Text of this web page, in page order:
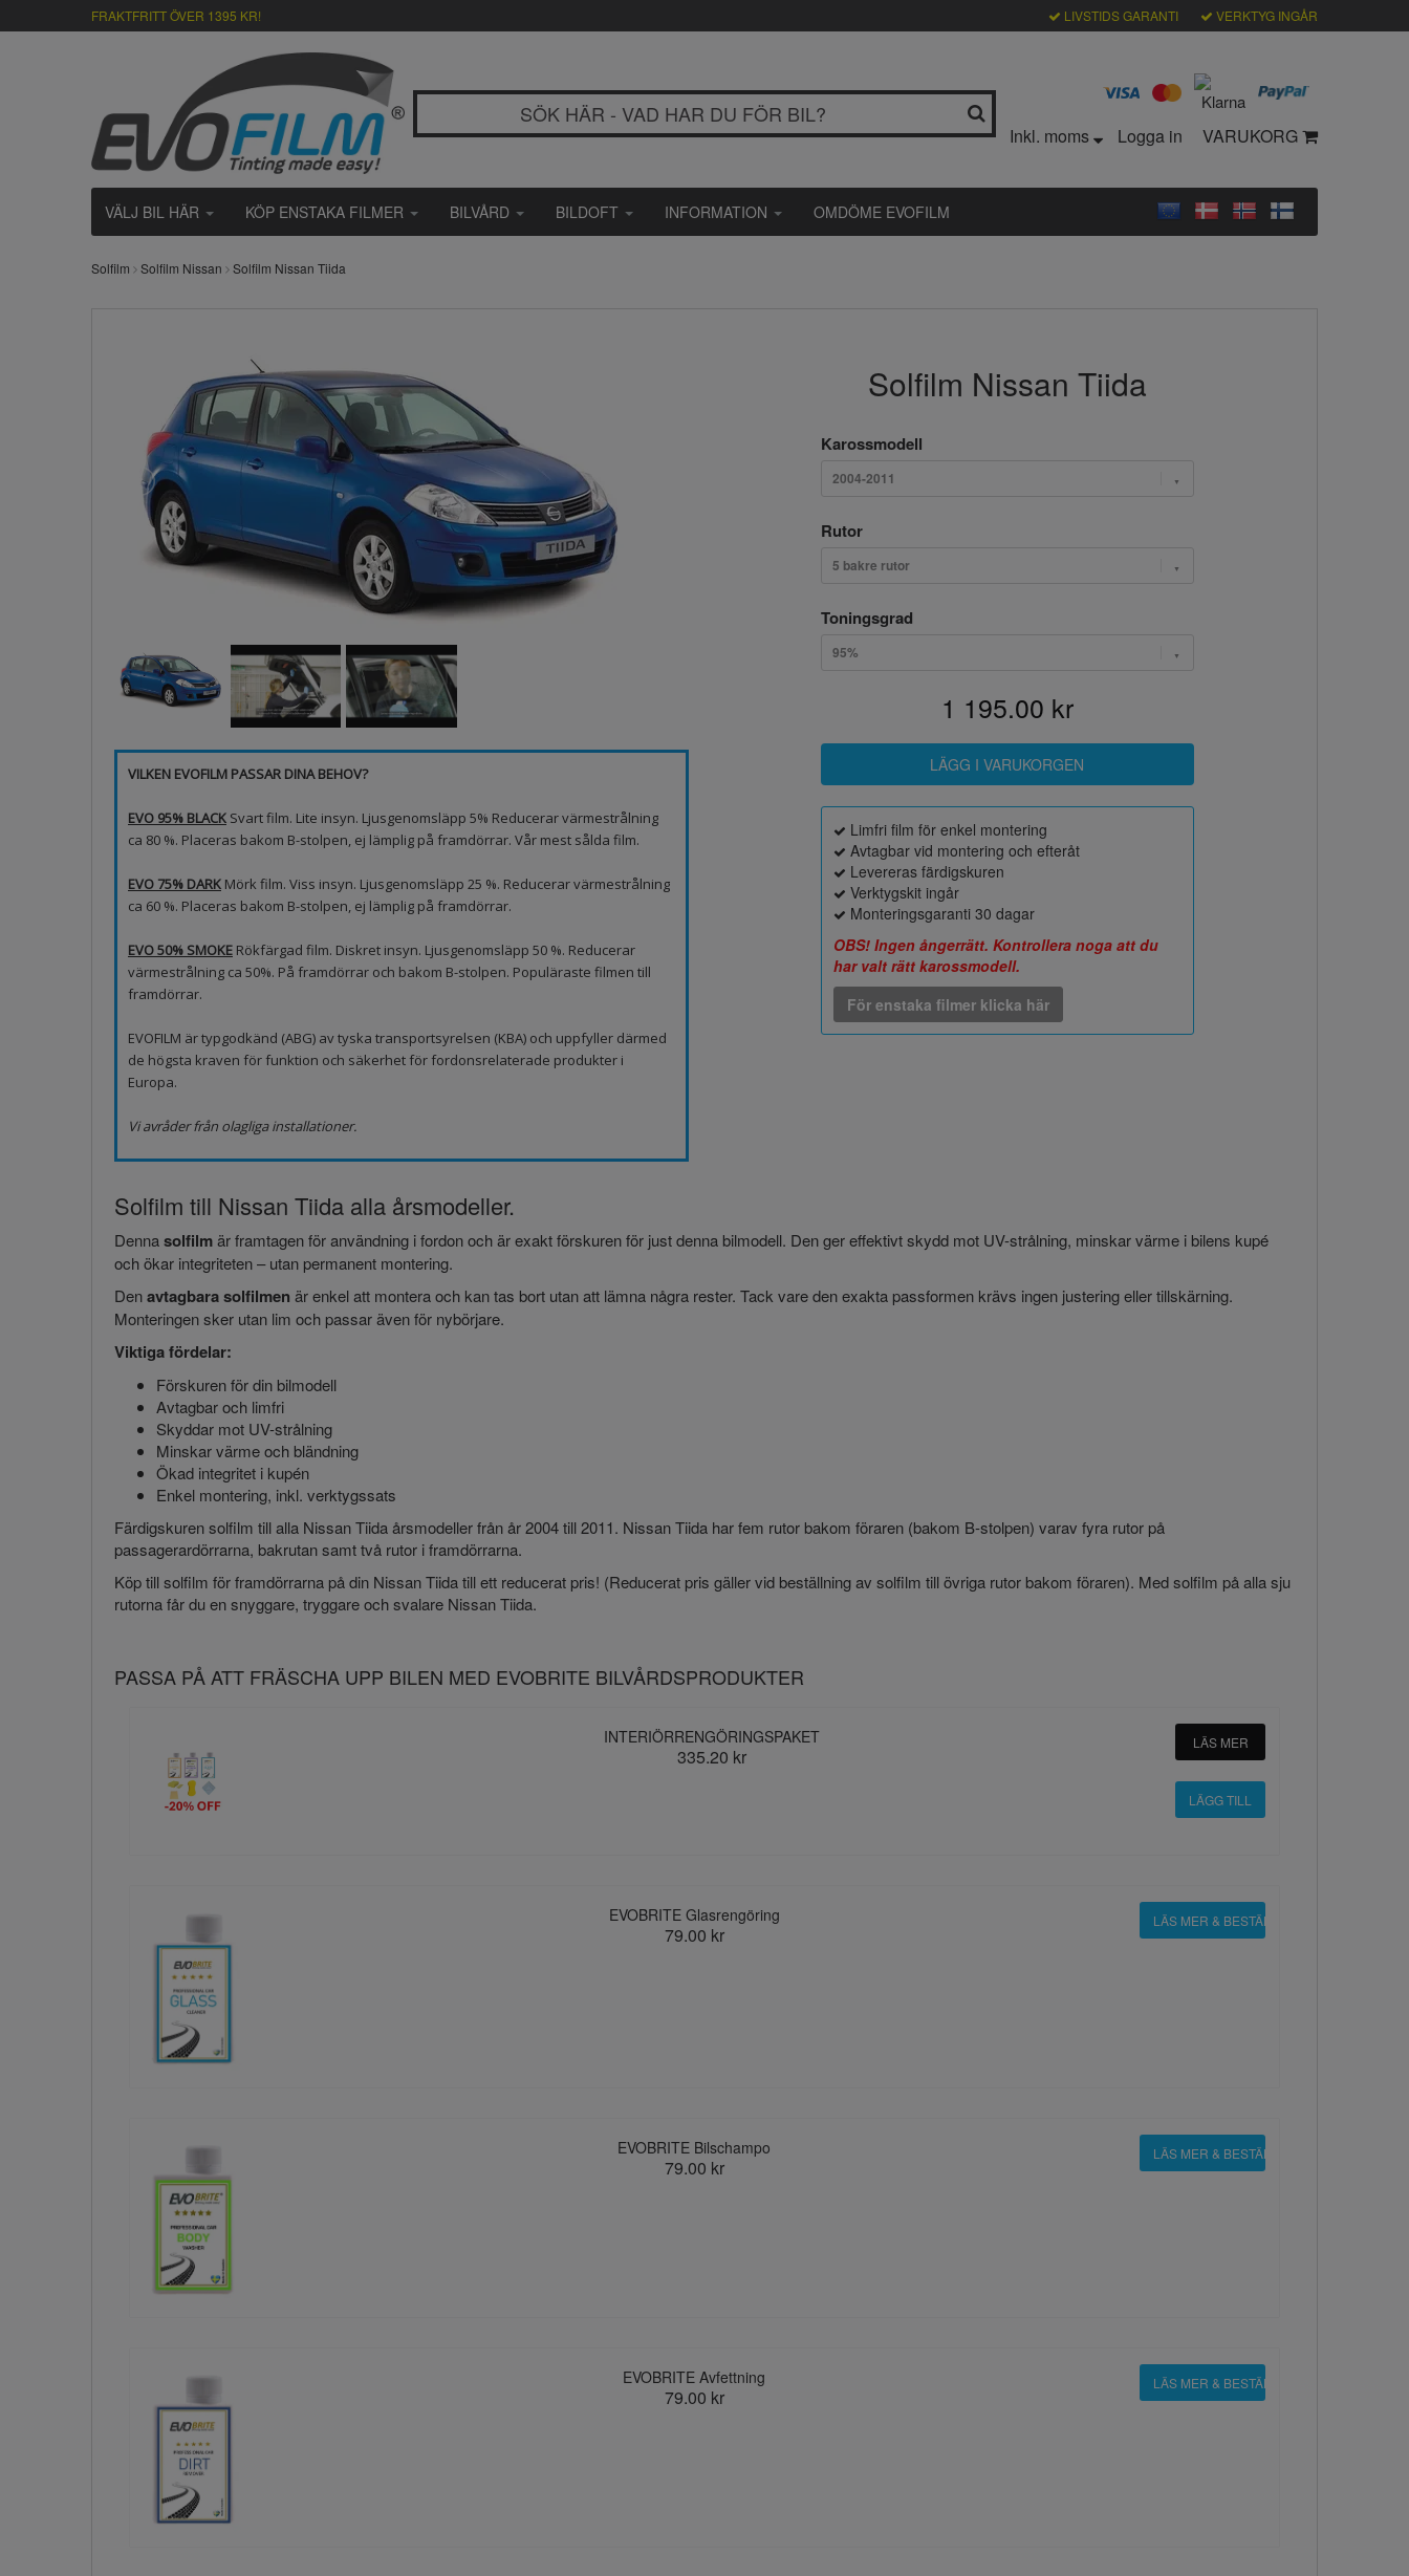
FRAKTFRITT ÖVER 1395 KR! LIVSTIDS GARANTI VERKTYG INGÅR
Inkl. moms Logga in VARUKORG
VÄLJ BIL HÄR KÖP ENSTAKA FILMER BILVÅRD BILDOFT INFORMATION OMDÖME EVOFILM
Solfilm Solfilm Nissan Solfilm Nissan Tiida
VILKEN EVOFILM PASSAR DINA BEHOV?
EVO 95% BLACK Svart film. Lite insyn. Ljusgenomsläpp 5% Reducerar värmestrålning
ca 80 %. Placeras bakom B-stolpen, ej lämplig på framdörrar. Vår mest sålda film.
EVO 75% DARK Mörk film. Viss insyn. Ljusgenomsläpp 25 %. Reducerar värmestrålning
ca 60 %. Placeras bakom B-stolpen, ej lämplig på framdörrar.
EVO 50% SMOKE Rökfärgad film. Diskret insyn. Ljusgenomsläpp 50 %. Reducerar
värmestrålning ca 50%. På framdörrar och bakom B-stolpen. Populäraste filmen till
framdörrar.
EVOFILM är typgodkänd (ABG) av tyska transportsyrelsen (KBA) och uppfyller därmed
de högsta kraven för funktion och säkerhet för fordonsrelaterade produkter i
Europa.
Vi avråder från olagliga installationer.
Solfilm Nissan Tiida
Karossmodell
2004-2011
Rutor
5 bakre rutor
Toningsgrad
95%
1 195.00 kr
Limfri film för enkel montering
Avtagbar vid montering och efteråt
Levereras färdigskuren
Verktygskit ingår
Monteringsgaranti 30 dagar
OBS! Ingen ångerrätt. Kontrollera noga att du
har valt rätt karossmodell.
För enstaka filmer klicka här
Solfilm till Nissan Tiida alla årsmodeller.
Dennasolfilmär framtagen för användning i fordon och är exakt förskuren för just denna bilmodell. Den ger effektivt skydd mot UV-strålning, minskar värme i bilens kupé
och ökar integriteten – utan permanent montering.
Denavtagbara solfilmen är enkel att montera och kan tas bort utan att lämna några rester. Tack vare den exakta passformen krävs ingen justering eller tillskärning.
Monteringen sker utan lim och passar även för nybörjare.
Viktiga fördelar:
Förskuren för din bilmodell
Avtagbar och limfri
Skyddar mot UV-strålning
Minskar värme och bländning
Ökad integritet i kupén
Enkel montering, inkl. verktygssats
Färdigskuren solfilm till alla Nissan Tiida årsmodeller från år 2004 till 2011. Nissan Tiida har fem rutor bakom föraren (bakom B-stolpen) varav fyra rutor på
passagerardörrarna, bakrutan samt två rutor i framdörrarna.
Köp till solfilm för framdörrarna på din Nissan Tiida till ett reducerat pris! (Reducerat pris gäller vid beställning av solfilm till övriga rutor bakom föraren). Med solfilm på alla sju
rutorna får du en snyggare, tryggare och svalare Nissan Tiida.
PASSA PÅ ATT FRÄSCHA UPP BILEN MED EVOBRITE BILVÅRDSPRODUKTER
INTERIÖRRENGÖRINGSPAKET
335.20 kr
LÄS MER
EVOBRITE Glasrengöring
79.00 kr
LÄS MER & BESTÄLL
EVOBRITE Bilschampo
79.00 kr
LÄS MER & BESTÄLL
EVOBRITE Avfettning
79.00 kr
LÄS MER & BESTÄLL